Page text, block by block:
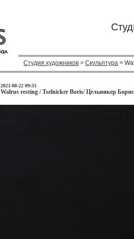
Студия художников > Скульптура >
2021-08-22 09:33
Walrus resting / Tselnicker Boris/ Цельникер